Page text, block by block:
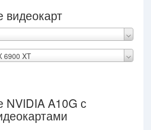
видеокарт
6900 XT
NVIDIA A10G с